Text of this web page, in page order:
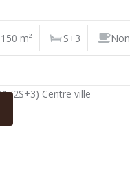
150 m² S+3 Non